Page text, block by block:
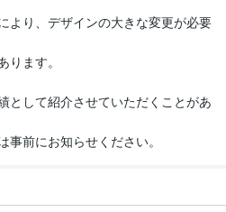
より、デザインの大きな変更が必要
ます。
として紹介させていただくことがあ
前にお知らせください。